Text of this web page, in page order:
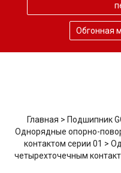
Обгонная
Главная > Подшипник
Однорядные опорно-
контактом серии 01 >
четырехточечным